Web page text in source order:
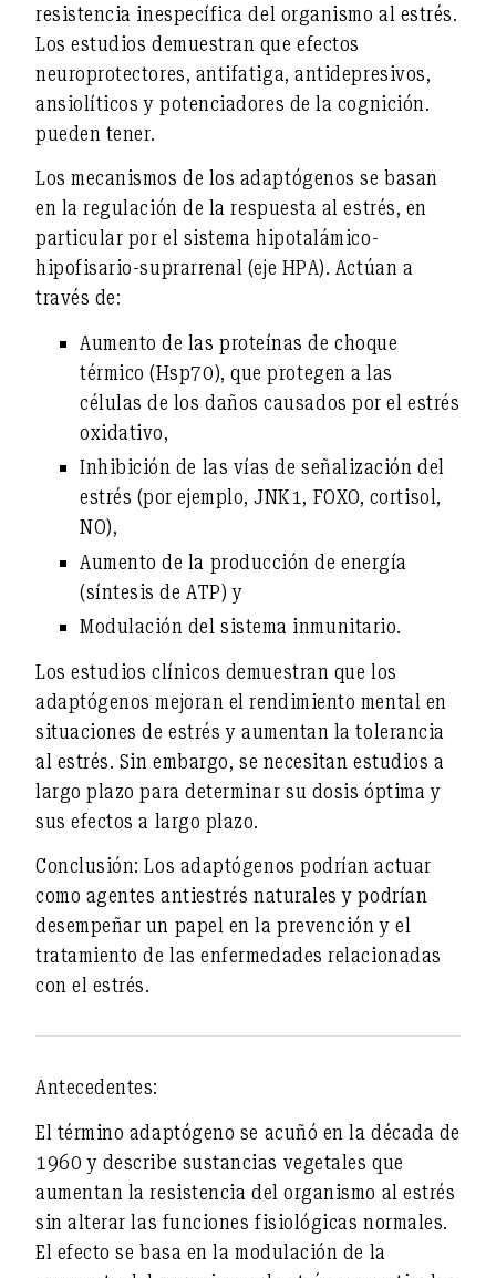
resistencia inespecífica del organismo al estrés.
Los estudios demuestran queefectos
neuroprotectores, antifatiga, antidepresivos,
ansiolíticos y potenciadores de la cognición.
pueden tener.
Los mecanismos de los adaptógenos se basan
en laregulación de la respuesta al estrés, en
particular por el sistema hipotalámico-
hipofisario-suprarrenal (eje HPA). Actúan a
través de:
Aumento de las proteínas de choque
térmico (Hsp70), que protegen a las
células de los daños causados por el estrés
oxidativo,
Inhibición de las vías de señalización del
estrés (por ejemplo, JNK1, FOXO, cortisol,
NO),
Aumento de la producción de energía
(síntesis de ATP) y
Modulación del sistema inmunitario.
Los estudios clínicos demuestran que los
adaptógenos mejoran el rendimiento mental en
situaciones de estrés y aumentan la tolerancia
al estrés. Sin embargo, se necesitan estudios a
largo plazo para determinar su dosis óptima y
sus efectos a largo plazo.
Conclusión: Los adaptógenos podrían actuar
como agentes antiestrés naturales y podrían
desempeñar un papel en la prevención y el
tratamiento de las enfermedades relacionadas
con el estrés.
Antecedentes:
El término adaptógeno se acuñó en la década de
1960 y describe sustancias vegetales que
aumentan la resistencia del organismo al estrés
sin alterar las funciones fisiológicas normales.
El efecto se basa en la modulación de la